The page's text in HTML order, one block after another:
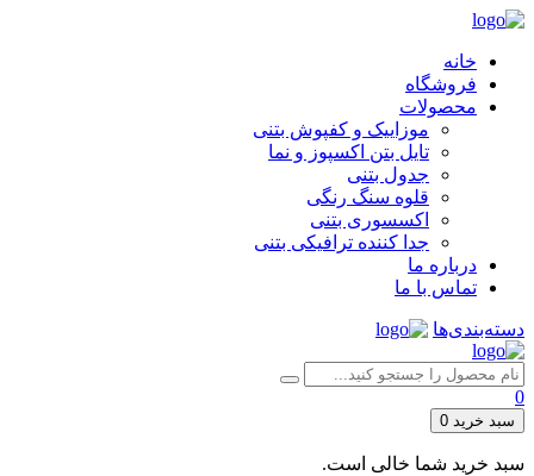
خانه
فروشگاه
محصولات
موزاییک و کفپوش بتنی
تایل بتن اکسپوز و نما
جدول بتنی
قلوه سنگ رنگی
اکسسوری بتنی
جدا کننده ترافیکی بتنی
درباره ما
تماس با ما
دسته‌بندی‌ها
0
سبد خرید 0
سبد خرید شما خالی است.